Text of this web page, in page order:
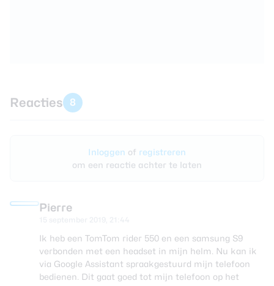
Reacties 8
Inloggen of registreren
om een reactie achter te laten
Pierre
Ik heb een TomTom rider 550 en een samsung S9
verbonden met een headset in mijn helm. Nu kan ik
via Google Assistant spraakgestuurd mijn telefoon
bedienen. Dit gaat goed tot mijn telefoon op het